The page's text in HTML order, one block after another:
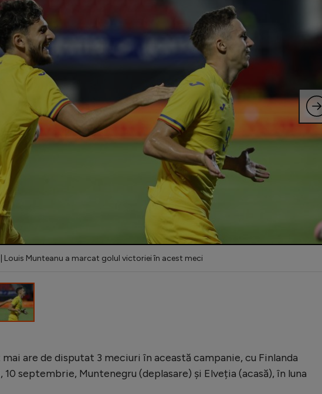
| Louis Munteanu a marcat golul victoriei în acest meci
are de disputat 3 meciuri în această campanie, cu Finlanda
10 septembrie, Muntenegru (deplasare) și Elveția (acasă), în luna